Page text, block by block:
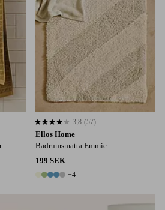
Ellos Home
Badrumsmatta Emmie
199 SEK
9 färger
+4
3,8 baserat på 57 st betyg
3,8 (57)